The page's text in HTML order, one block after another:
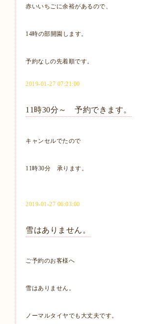
赤いいちごに余裕があるので、
14時の部開園します。
予約なしの先着順です。
2019-01-27 07:21:00
11時30分～ 予約できます。
キャンセルでたので
11時30分 承ります。
2019-01-27 06:03:00
雪はありません。
ご予約のお客様へ
雪はありません。
ノーマルタイヤでも大丈夫です。